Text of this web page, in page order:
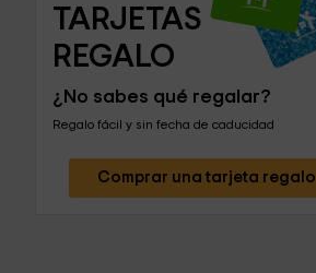
TARJETAS
REGALO
¿No sabes qué regalar?
Regalo fácil y sin fecha de caducidad
Comprar una tarjeta regalo